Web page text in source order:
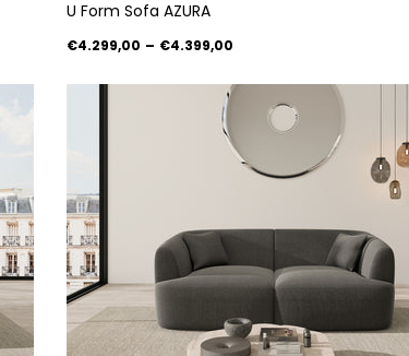
U Form Sofa AZURA
€4.299,00 – €4.399,00